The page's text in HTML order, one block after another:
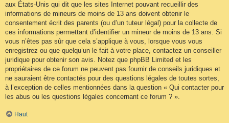
aux États-Unis qui dit que les sites Internet pouvant recueillir des
informations de mineurs de moins de 13 ans doivent obtenir le
consentement écrit des parents (ou d’un tuteur légal) pour la collecte de
ces informations permettant d’identifier un mineur de moins de 13 ans. Si
vous n’êtes pas sûr que cela s’applique à vous, lorsque vous vous
enregistrez ou que quelqu’un le fait à votre place, contactez un conseiller
juridique pour obtenir son avis. Notez que phpBB Limited et les
propriétaires de ce forum ne peuvent pas fournir de conseils juridiques et
ne sauraient être contactés pour des questions légales de toutes sortes,
à l’exception de celles mentionnées dans la question « Qui contacter pour
les abus ou les questions légales concernant ce forum ? ».
Haut